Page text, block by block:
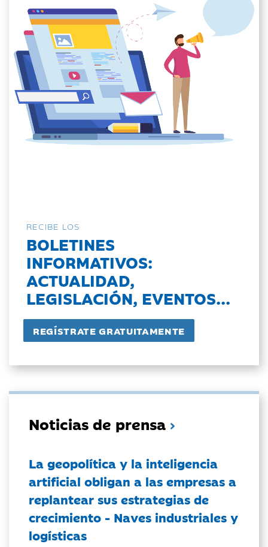
RECIBE LOS
BOLETINES
INFORMATIVOS:
ACTUALIDAD,
LEGISLACIÓN, EVENTOS...
Noticias de prensa
La geopolítica y la inteligencia
artificial obligan a las empresas a
replantear sus estrategias de
crecimiento - Naves industriales y
logísticas